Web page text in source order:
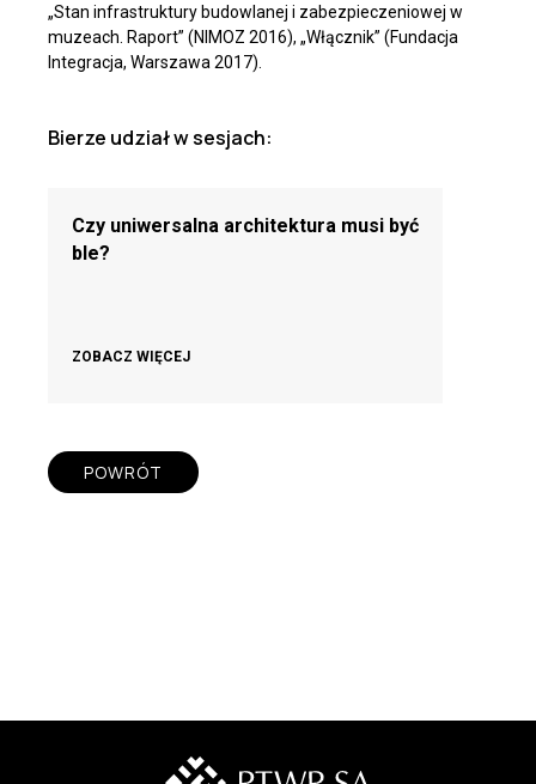
„Stan infrastruktury budowlanej i zabezpieczeniowej w
muzeach. Raport” (NIMOZ 2016), „Włącznik” (Fundacja
Integracja, Warszawa 2017).
Bierze udział w sesjach:
Czy uniwersalna architektura musi być
ble?
ZOBACZ WIĘCEJ
POWRÓT